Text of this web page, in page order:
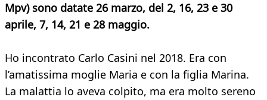
Mpv) sono datate 26 marzo, del 2, 16, 23 e 30
aprile, 7, 14, 21 e 28 maggio.
Ho incontrato Carlo Casini nel 2018. Era con
l’amatissima moglie Maria e con la figlia Marina.
La malattia lo aveva colpito, ma era molto sereno